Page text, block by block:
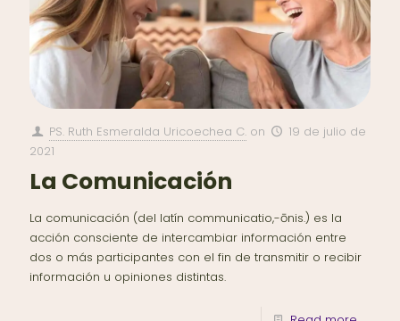
PS. Ruth Esmeralda Uricoechea C. on
19 de julio de
2021
La Comunicación
La comunicación (del latín communicatio,-ōnis.) es la
acción consciente de intercambiar información entre
dos o más participantes con el fin de transmitir o recibir
información u opiniones distintas.